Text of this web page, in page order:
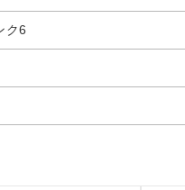
ク6